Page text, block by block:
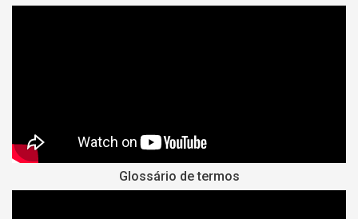
Glossário de termos